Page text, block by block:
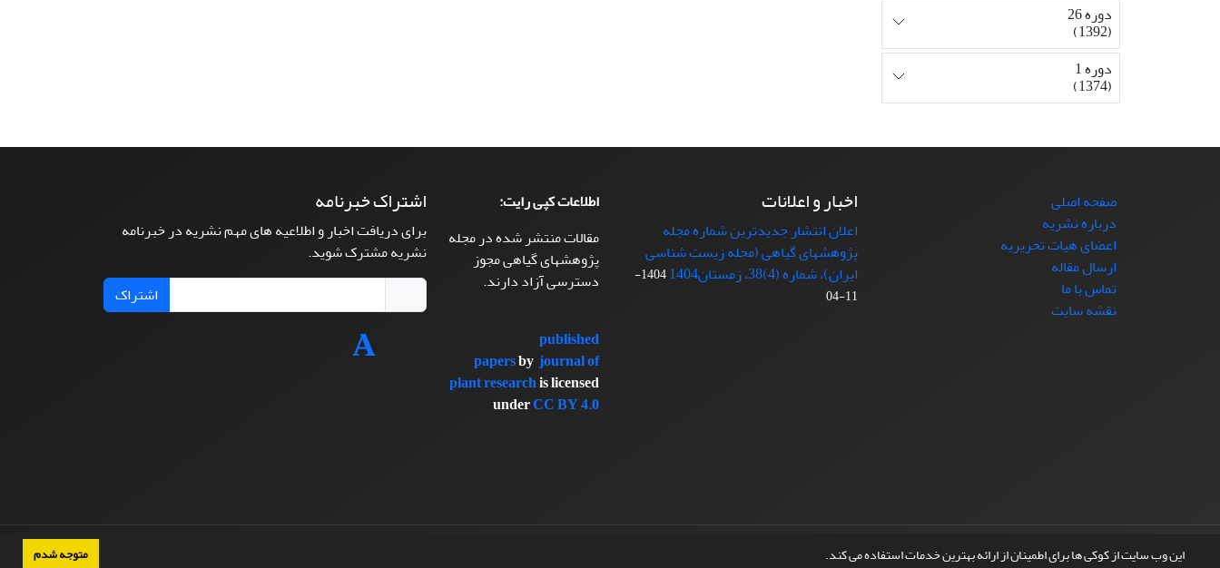
این وب سایت از کوکی ها برای اطمینان از ارائه بهترین خدمات استفاده می کند. متوجه شدم
دوره 26
(1392)
دوره 1
(1374)
صفحه اصلی
درباره نشریه
اعضای هیات تحریریه
ارسال مقاله
تماس با ما
نقشه سایت
اخبار و اعلانات
اعلان انتشار جدیدترین شماره مجله
پژوهشهای گیاهی (مجله زیست شناسی
ایران)، شماره (4)38، زمستان1404
1404-
11-04
اطلاعات کپی رایت:
مقالات منتشر شده در مجله
پژوهشهای گیاهی مجوز
دسترسی آزاد دارند.
published
papersbyjournal of
plant researchis licensed
underCC BY 4.0
اشتراک خبرنامه
برای دریافت اخبار و اطلاعیه های مهم نشریه در خبرنامه
نشریه مشترک شوید.
اشتراک
© سامانه مدیریت نشریات علمی.طراحی و پیاده سازی از